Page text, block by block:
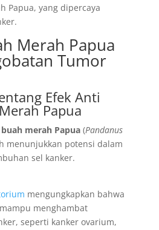
Papua, yang dipercaya
Merah Papua
Tumor
Efek Anti
Papua
buah merah Papua(Pandanus
menunjukkan potensi dalam
sel kanker.
mengungkapkan bahwa
menghambat
seperti kanker ovarium,